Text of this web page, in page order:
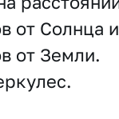
от Солнца и
от Земли.